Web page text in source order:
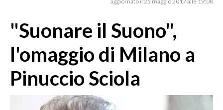
MEDIO CAMPIDANO
SASSARI E PROVINCIA
GALLURA
NUORO E PROVINCIA
OGLIASTRA
"Suonare il Suono",
l'omaggio di Milano a
Pinuccio Sciola